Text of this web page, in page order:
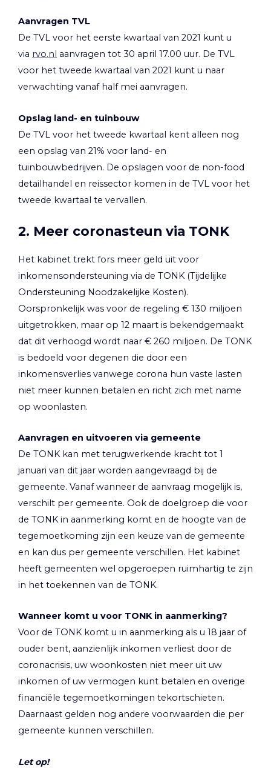
Aanvragen TVL
De TVL voor het eerste kwartaal van 2021 kunt u
via rvo.nl aanvragen tot 30 april 17.00 uur. De TVL
voor het tweede kwartaal van 2021 kunt u naar
verwachting vanaf half mei aanvragen.
Opslag land- en tuinbouw
De TVL voor het tweede kwartaal kent alleen nog
een opslag van 21% voor land- en
tuinbouwbedrijven. De opslagen voor de non-food
detailhandel en reissector komen in de TVL voor het
tweede kwartaal te vervallen.
2. Meer coronasteun via TONK
Het kabinet trekt fors meer geld uit voor
inkomensondersteuning via de TONK (Tijdelijke
Ondersteuning Noodzakelijke Kosten).
Oorspronkelijk was voor de regeling € 130 miljoen
uitgetrokken, maar op 12 maart is bekendgemaakt
dat dit verhoogd wordt naar € 260 miljoen. De TONK
is bedoeld voor degenen die door een
inkomensverlies vanwege corona hun vaste lasten
niet meer kunnen betalen en richt zich met name
op woonlasten.
Aanvragen en uitvoeren via gemeente
De TONK kan met terugwerkende kracht tot 1
januari van dit jaar worden aangevraagd bij de
gemeente. Vanaf wanneer de aanvraag mogelijk is,
verschilt per gemeente. Ook de doelgroep die voor
de TONK in aanmerking komt en de hoogte van de
tegemoetkoming zijn een keuze van de gemeente
en kan dus per gemeente verschillen. Het kabinet
heeft gemeenten wel opgeroepen ruimhartig te zijn
in het toekennen van de TONK.
Wanneer komt u voor TONK in aanmerking?
Voor de TONK komt u in aanmerking als u 18 jaar of
ouder bent, aanzienlijk inkomen verliest door de
coronacrisis, uw woonkosten niet meer uit uw
inkomen of uw vermogen kunt betalen en overige
financiële tegemoetkomingen tekortschieten.
Daarnaast gelden nog andere voorwaarden die per
gemeente kunnen verschillen.
Let op!